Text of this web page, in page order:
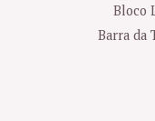
Bloco
Barra da